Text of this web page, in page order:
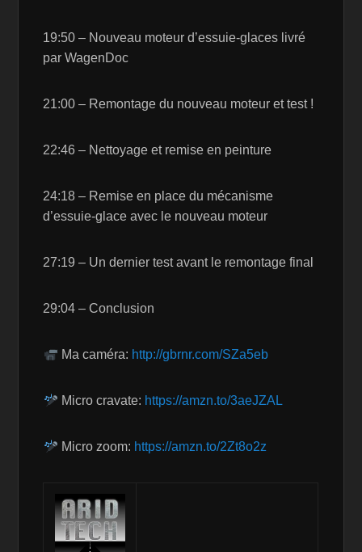
19:50 – Nouveau moteur d’essuie-glaces livré
par WagenDoc
21:00 – Remontage du nouveau moteur et test !
22:46 – Nettoyage et remise en peinture
24:18 – Remise en place du mécanisme
d’essuie-glace avec le nouveau moteur
27:19 – Un dernier test avant le remontage final
29:04 – Conclusion
Ma caméra: http://gbrnr.com/SZa5eb
Micro cravate: https://amzn.to/3aeJZAL
Micro zoom: https://amzn.to/2Zt8o2z